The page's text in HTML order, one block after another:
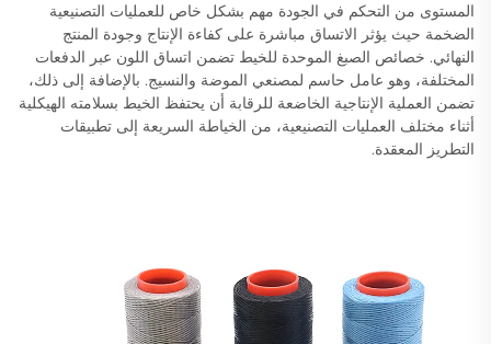
المستوى من التحكم في الجودة مهم بشكل خاص للعمليات التصنيعية
الضخمة حيث يؤثر الاتساق مباشرة على كفاءة الإنتاج وجودة المنتج
النهائي. خصائص الصبغ الموحدة للخيط تضمن اتساق اللون عبر الدفعات
المختلفة، وهو عامل حاسم لمصنعي الموضة والنسيج. بالإضافة إلى ذلك،
تضمن العملية الإنتاجية الخاضعة للرقابة أن يحتفظ الخيط بسلامته الهيكلية
أثناء مختلف العمليات التصنيعية، من الخياطة السريعة إلى تطبيقات
التطريز المعقدة.